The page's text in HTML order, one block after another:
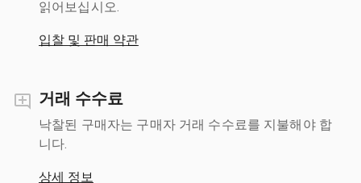
읽어보십시오.
입찰 및 판매 약관
거래 수수료
낙찰된 구매자는 구매자 거래 수수료를 지불해야 합
니다.
상세 정보